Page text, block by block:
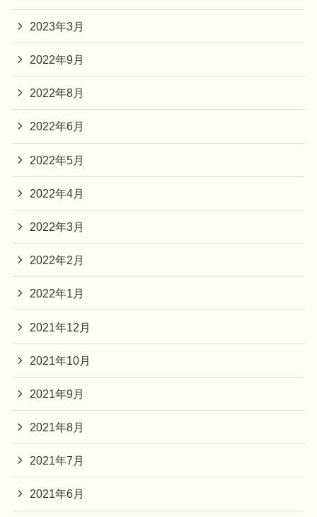
2023年3月
2022年9月
2022年8月
2022年6月
2022年5月
2022年4月
2022年3月
2022年2月
2022年1月
2021年12月
2021年10月
2021年9月
2021年8月
2021年7月
2021年6月